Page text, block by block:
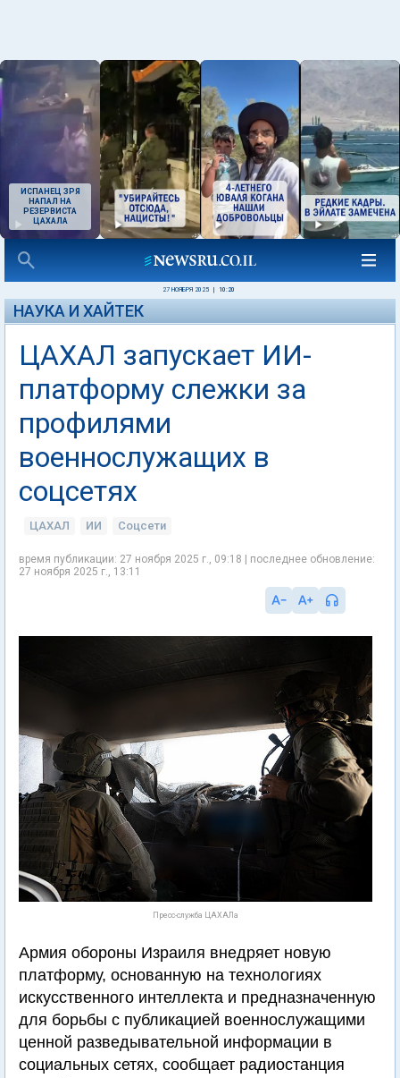
ИСПАНЕЦ ЗРЯ
НАПАЛ НА
РЕЗЕРВИСТА
ЦАХАЛА
27 НОЯБРЯ 2025 10:20
НАУКА И ХАЙТЕК
ЦАХАЛ запускает ИИ-
платформу слежки за
профилями
военнослужащих в
соцсетях
ЦАХАЛ ИИ Соцсети
время публикации: 27 ноября 2025 г., 09:18 | последнее обновление:
27 ноября 2025 г., 13:11
Пресс-служба ЦАХАЛа
Армия обороны Израиля внедряет новую
платформу, основанную на технологиях
искусственного интеллекта и предназначенную
для борьбы с публикацией военнослужащими
ценной разведывательной информации в
социальных сетях, сообщает радиостанция